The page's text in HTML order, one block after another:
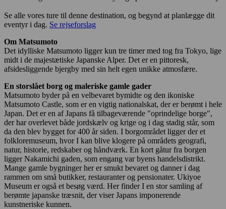
Se alle vores ture til denne destination, og begynd at planlægge dit
eventyr i dag. Se rejseforslag
Om Matsumoto
Det idylliske Matsumoto ligger kun tre timer med tog fra Tokyo, lige
midt i de majestætiske Japanske Alper. Det er en pittoresk,
afsidesliggende bjergby med sin helt egen unikke atmosfære.
En storslået borg og maleriske gamle gader
Matsumoto byder på en velbevaret bymidte og den ikoniske
Matsumoto Castle, som er en vigtig nationalskat, der er berømt i hele
Japan. Det er en af Japans få tilbageværende "oprindelige borge",
der har overlevet både jordskælv og krige og i dag stadig står, som
da den blev bygget for 400 år siden. I borgområdet ligger der et
folkloremuseum, hvor I kan blive klogere på områdets geografi,
natur, historie, redskaber og håndværk. En kort gåtur fra borgen
ligger Nakamichi gaden, som engang var byens handelsdistrikt.
Mange gamle bygninger her er smukt bevaret og danner i dag
rammen om små butikker, restauranter og pensionater. Ukiyoe
Museum er også et besøg værd. Her finder I en stor samling af
berømte japanske træsnit, der viser Japans imponerende
kunstneriske kunnen.